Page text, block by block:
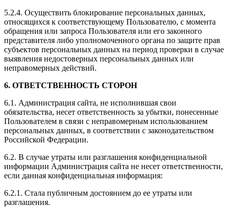
5.2.4. Осуществить блокирование персональных данных,
относящихся к соответствующему Пользователю, с момента
обращения или запроса Пользователя или его законного
представителя либо уполномоченного органа по защите прав
субъектов персональных данных на период проверки в случае
выявления недостоверных персональных данных или
неправомерных действий.
6. ОТВЕТСТВЕННОСТЬ СТОРОН
6.1. Администрация сайта, не исполнившая свои
обязательства, несет ответственность за убытки, понесенные
Пользователем в связи с неправомерным использованием
персональных данных, в соответствии с законодательством
Российской Федерации.
6.2. В случае утраты или разглашения конфиденциальной
информации Администрация сайта не несет ответственности,
если данная конфиденциальная информация:
6.2.1. Стала публичным достоянием до ее утраты или
разглашения.